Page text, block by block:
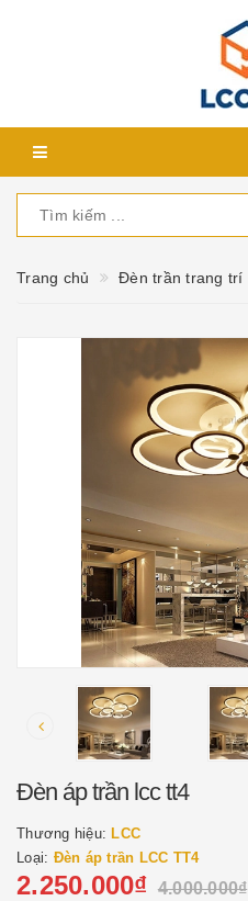
Trang chủ Đèn trần trang trí
Đèn áp trần lcc tt4
Thương hiệu: LCC
Loại: Đèn áp trần LCC TT4
2.250.000₫ 4.000.000₫